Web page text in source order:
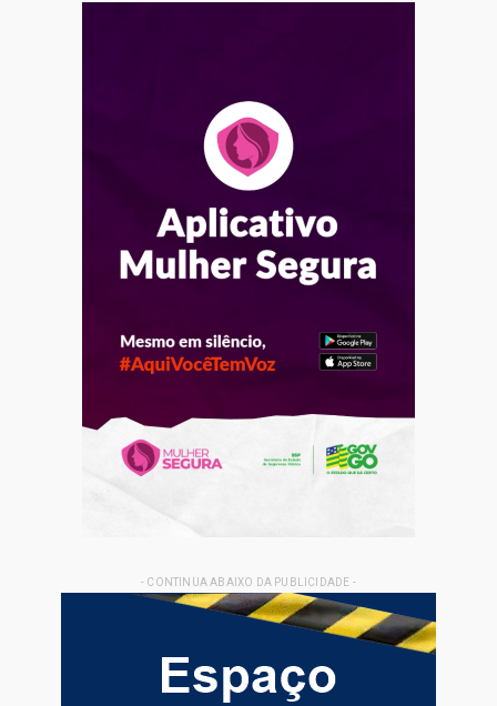
- CONTINUA ABAIXO DA PUBLICIDADE -